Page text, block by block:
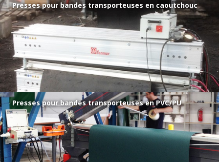
Presses pour bandes transporteuses en caoutchouc
Presses pour bandes transporteuses en PVC/PU